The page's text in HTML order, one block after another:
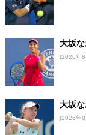
大坂
(2026年
大坂
(2026年